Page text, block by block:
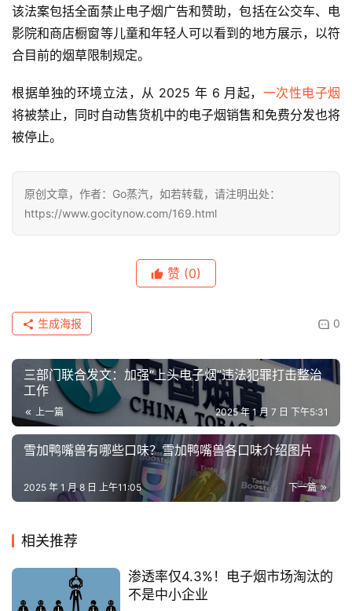
讯
电
烟
百
科
一
次
性
电
子
评
测
通
配
弹
国
标
系
该法案包括全面禁止电子烟广告和赞助，包括在公交车、电
影院和商店橱窗等儿童和年轻人可以看到的地方展示，以符
合目前的烟草限制规定。
根据单独的环境立法，从 2025 年 6 月起， 一次性电子烟
将被禁止，同时自动售货机中的电子烟销售和免费分发也将
被停止。
原创文章，作者：Go蒸汽，如若转载，请注明出处：
https://www.gocitynow.com/169.html
赞 (0)
0
生成海报
三部门联合发文：加强“上头电子烟”违法犯罪打击整治
工作
上一篇 2025 年 1 月 7 日 下午5:31
雪加鸭嘴兽有哪些口味？雪加鸭嘴兽各口味介绍图片
下一篇
2025 年 1 月 8 日 上午11:05
相关推荐
渗透率仅4.3%！电子烟市场淘汰的
不是中小企业